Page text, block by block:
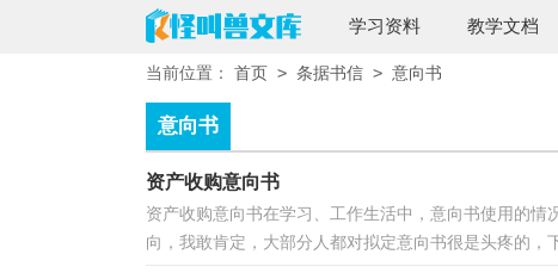
学习资料 教学文档
当前位置： 首页 > 条据书信 > 意向书
意向书
资产收购意向书
资产收购意向书在学习、工作生活中，意向书使用的
向，我敢肯定，大部分人都对拟定意向书很是头疼的，